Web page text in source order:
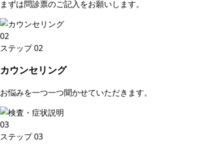
まずは問診票のご記入をお願いします。
02
ステップ02
カウンセリング
お悩みを一つ一つ聞かせていただきます。
03
ステップ03